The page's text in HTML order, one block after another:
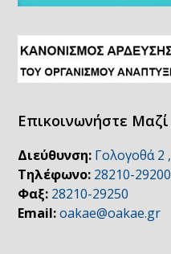
Επικοινωνήστε
Διεύθυνση: Γολογοθά
Τηλέφωνο: 28210-29200
Φαξ: 28210-29250
Email: oakae@oakae.gr